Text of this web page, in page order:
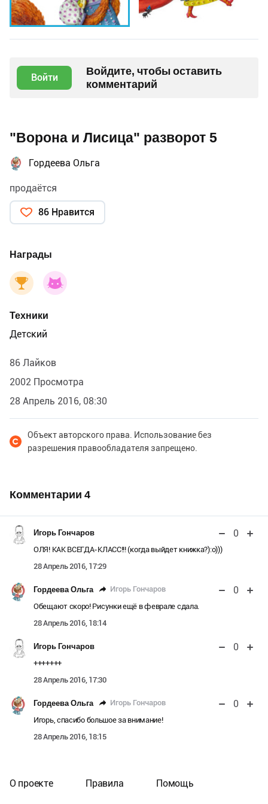
Войти
Войдите, чтобы оставить
комментарий
"Ворона и Лисица" разворот 5
Гордеева Ольга
продаётся
86 Нравится
Награды
Техники
Детский
86 Лайков
2002 Просмотра
28 Апрель 2016, 08:30
Объект авторского права. Использование без
разрешения правообладателя запрещено.
Комментарии 4
Игорь Гончаров 0
ОЛЯ! КАК ВСЕГДА-КЛАСС!!! (когда выйдет книжка?):о)))
28 Апрель 2016, 17:29
Гордеева Ольга Игорь Гончаров 0
Обещают скоро! Рисунки ещё в феврале сдала.
28 Апрель 2016, 18:14
Игорь Гончаров 0
+++++++
28 Апрель 2016, 17:30
Гордеева Ольга Игорь Гончаров 0
Игорь, спасибо большое за внимание!
28 Апрель 2016, 18:15
О проекте Правила Помощь